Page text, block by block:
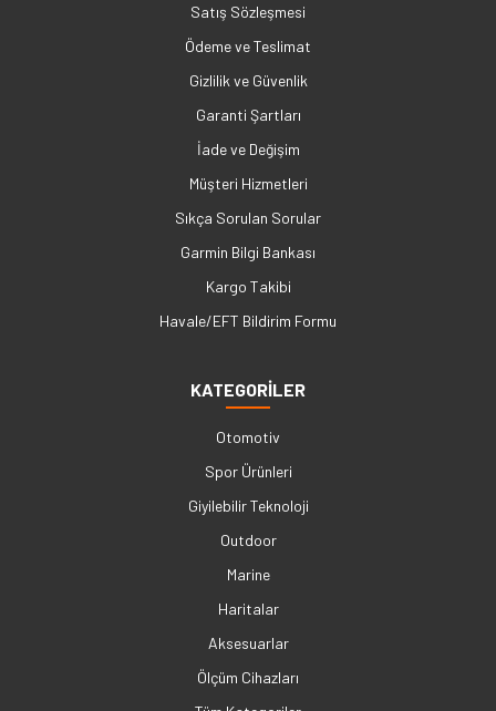
Satış Sözleşmesi
Ödeme ve Teslimat
Gizlilik ve Güvenlik
Garanti Şartları
İade ve Değişim
Müşteri Hizmetleri
Sıkça Sorulan Sorular
Garmin Bilgi Bankası
Kargo Takibi
Havale/EFT Bildirim Formu
KATEGORİLER
Otomotiv
Spor Ürünleri
Giyilebilir Teknoloji
Outdoor
Marine
Haritalar
Aksesuarlar
Ölçüm Cihazları